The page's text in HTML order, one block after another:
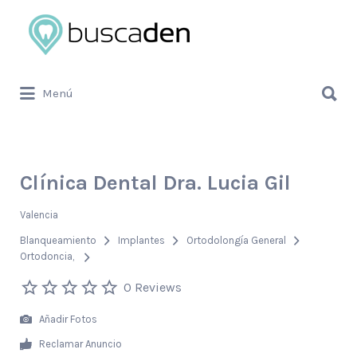
Buscar
por:
Menú
por:
Clínica Dental Dra. Lucia Gil
Valencia
Blanqueamiento Implantes
Ortodolongía General
Ortodoncia
0 Reviews
Añadir Fotos
Reclamar Anuncio